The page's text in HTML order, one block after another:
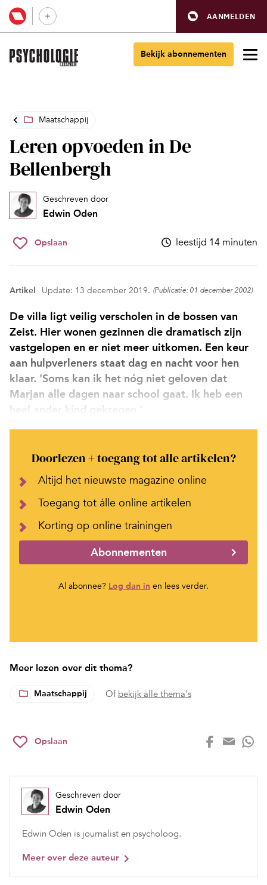
AANMELDEN
Bekijk abonnementen
Maatschappij
Leren opvoeden in De
Bellenbergh
Geschreven door
Edwin Oden
Opslaan leestijd 14 minuten
Artikel Update: 13 december 2019. (Publicatie: 01 december 2002)
De villa ligt veilig verscholen in de bossen van
Zeist. Hier wonen gezinnen die dramatisch zijn
vastgelopen en er niet meer uitkomen. Een keur
aan hulpverleners staat dag en nacht voor hen
klaar. 'Soms kan ik het nóg niet geloven dat
Marjan alle dagen naar school gaat. Ik heb een
heel ander kind gekregen.'
Doorlezen + toegang tot alle artikelen?
Altijd het nieuwste magazine online
Toegang tot álle online artikelen
Korting op online trainingen
Abonnementen
Al abonnee? Log dan in en lees verder.
Meer lezen over dit thema?
Maatschappij Of bekijk alle thema's
Opslaan
Geschreven door
Edwin Oden
Edwin Oden is journalist en psycholoog.
Meer over deze auteur